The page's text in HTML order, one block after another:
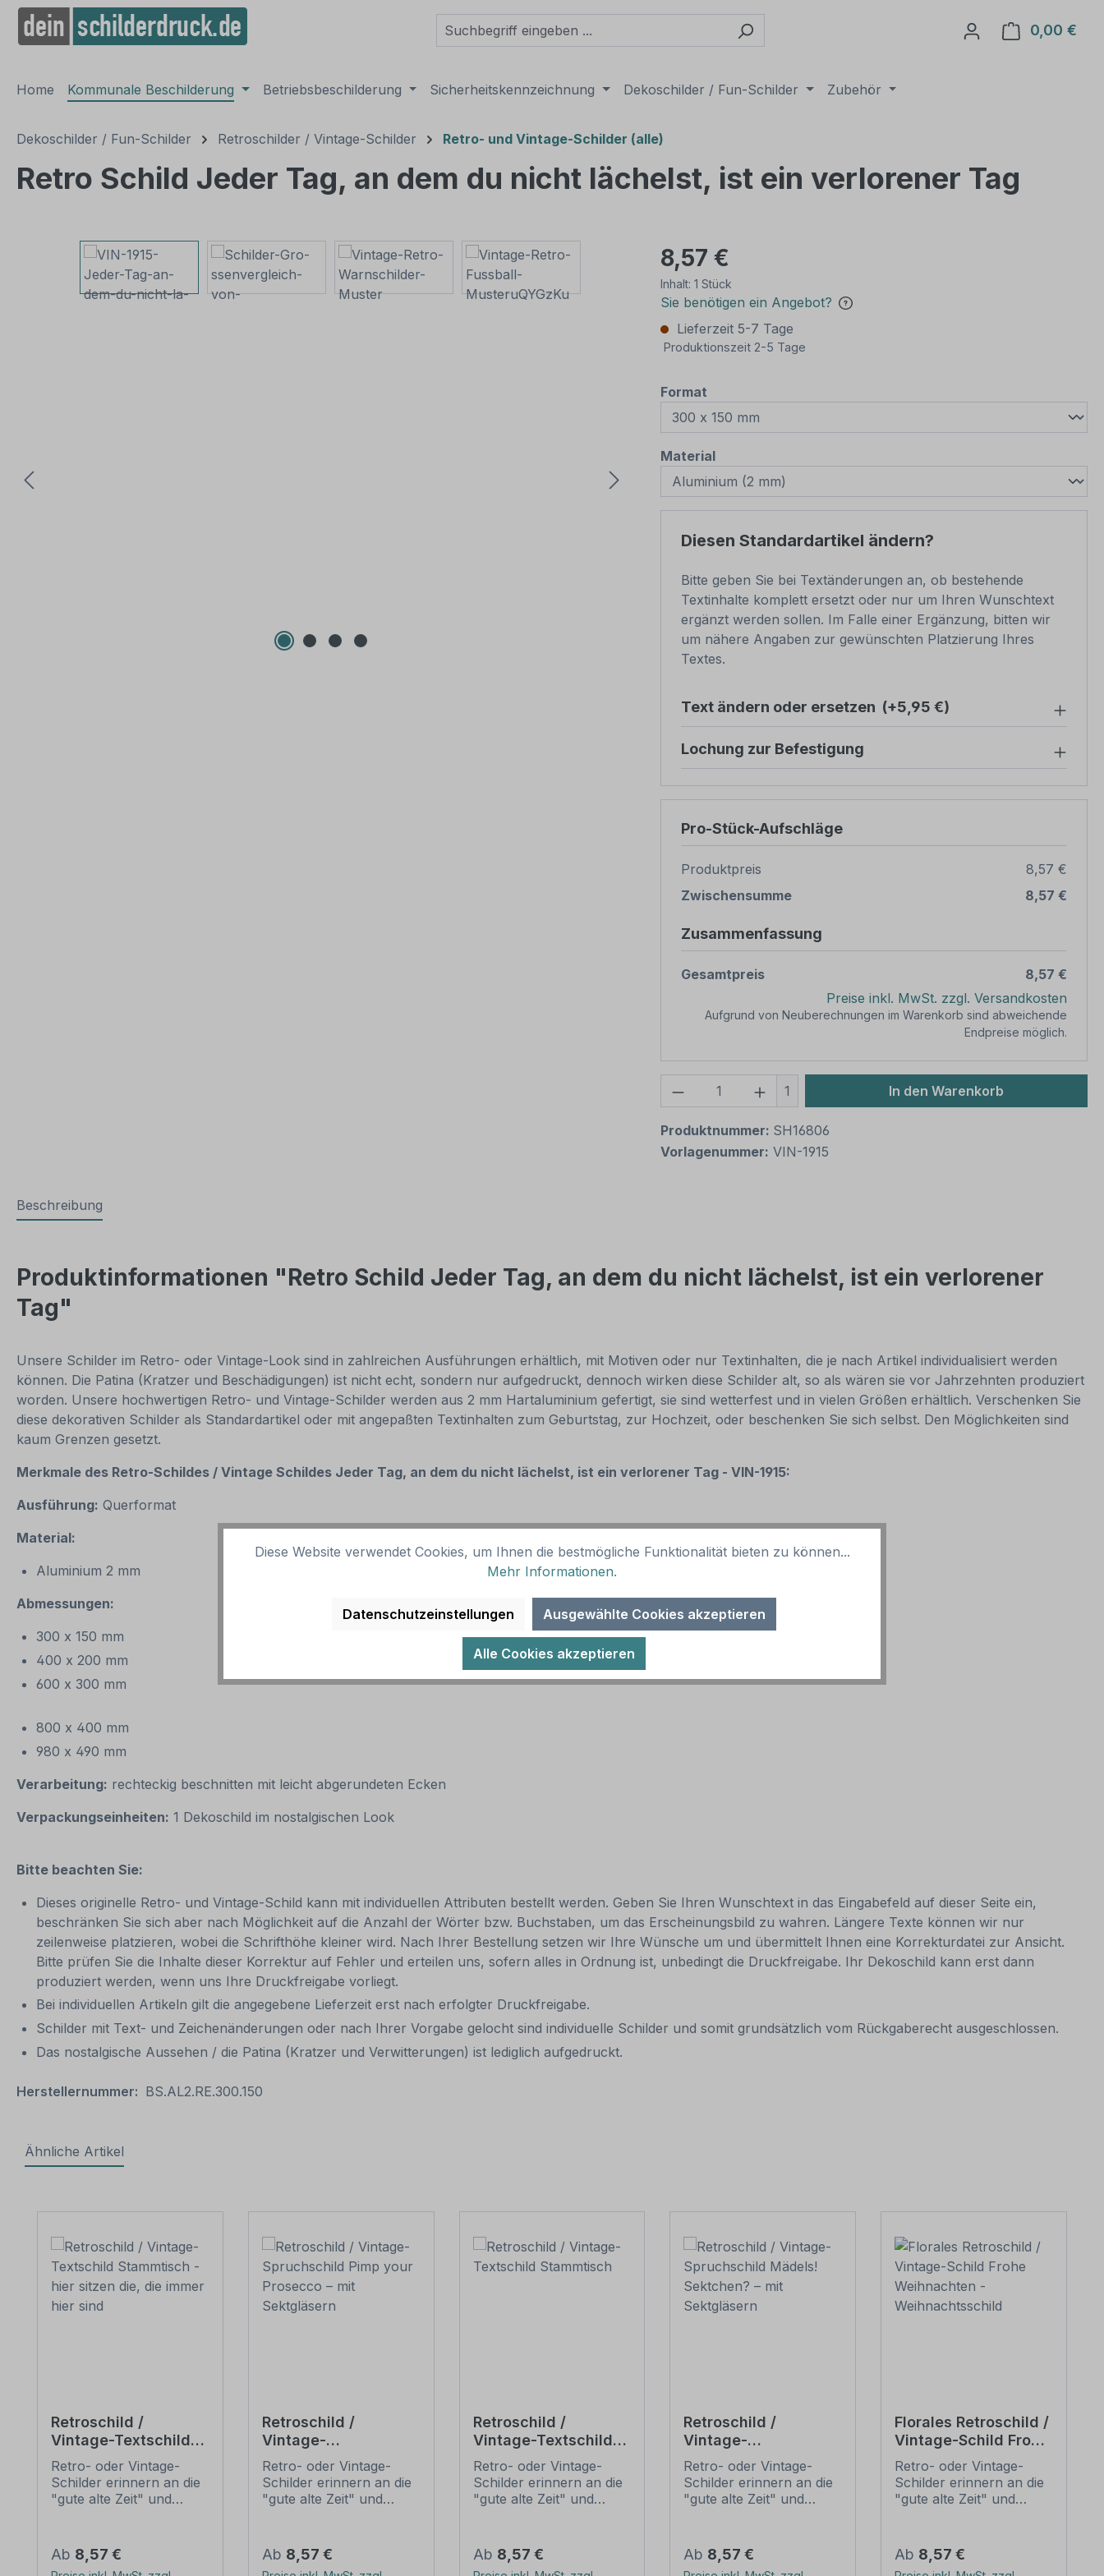
Zur Hauptnavigation springen
0,00 €
Home Kommunale Beschilderung Betriebsbeschilderung Sicherheitskennzeichnung Dekoschilder / Fun-Schilder Zubehör
Dekoschilder / Fun-Schilder Retroschilder / Vintage-Schilder Retro- und Vintage-Schilder (alle)
Retro Schild Jeder Tag, an dem du nicht lächelst, ist ein verlorener Tag
Bildergalerie überspringen 8,57 €
Inhalt: 1 Stück
Sie benötigen ein Angebot?
Lieferzeit 5-7 Tage
Produktionszeit 2-5 Tage
Format
Materialauswählen
Diesen Standardartikel ändern?
Bitte geben Sie bei Textänderungen an, ob bestehende
Textinhalte komplett ersetzt oder nur um Ihren Wunschtext
ergänzt werden sollen. Im Falle einer Ergänzung, bitten wir
um nähere Angaben zur gewünschten Platzierung Ihres
Textes.
Text ändern oder ersetzen (+5,95 €)
Lochung zur Befestigung
Pro-Stück-Aufschläge
Produktpreis
8,57 €
Zwischensumme
8,57 €
Zusammenfassung
Gesamtpreis
8,57 €
Preise inkl. MwSt. zzgl. Versandkosten
Aufgrund von Neuberechnungen im Warenkorb sind abweichende
Endpreise möglich.
Produkt Anzahl: Gib den gewünschten Wert
1 In den Warenkorb
Produktnummer: SH16806
Vorlagenummer: VIN-1915
Beschreibung
Produktinformationen "Retro Schild Jeder Tag, an dem du nicht lächelst, ist ein verlorener
Tag"
Unsere Schilder im Retro- oder Vintage-Look sind in zahlreichen Ausführungen erhältlich, mit Motiven oder nur Textinhalten, die je nach Artikel individualisiert werden
können. Die Patina (Kratzer und Beschädigungen) ist nicht echt, sondern nur aufgedruckt, dennoch wirken diese Schilder alt, so als wären sie vor Jahrzehnten produziert
worden. Unsere hochwertigen Retro- und Vintage-Schilder werden aus 2 mm Hartaluminium gefertigt, sie sind wetterfest und in vielen Größen erhältlich. Verschenken Sie
diese dekorativen Schilder als Standardartikel oder mit angepaßten Textinhalten zum Geburtstag, zur Hochzeit, oder beschenken Sie sich selbst. Den Möglichkeiten sind
kaum Grenzen gesetzt.
Merkmale des Retro-Schildes / Vintage Schildes Jeder Tag, an dem du nicht lächelst, ist ein verlorener Tag - VIN-1915:
Ausführung: Querformat
Material:
Aluminium 2 mm
Abmessungen:
300 x 150 mm
400 x 200 mm
600 x 300 mm
800 x 400 mm
980 x 490 mm
Verarbeitung: rechteckig beschnitten mit leicht abgerundeten Ecken
Verpackungseinheiten: 1 Dekoschild im nostalgischen Look
Bitte beachten Sie:
Dieses originelle Retro- und Vintage-Schild kann mit individuellen Attributen bestellt werden. Geben Sie Ihren Wunschtext in das Eingabefeld auf dieser Seite ein,
beschränken Sie sich aber nach Möglichkeit auf die Anzahl der Wörter bzw. Buchstaben, um das Erscheinungsbild zu wahren. Längere Texte können wir nur
zeilenweise platzieren, wobei die Schrifthöhe kleiner wird. Nach Ihrer Bestellung setzen wir Ihre Wünsche um und übermittelt Ihnen eine Korrekturdatei zur Ansicht.
Bitte prüfen Sie die Inhalte dieser Korrektur auf Fehler und erteilen uns, sofern alles in Ordnung ist, unbedingt die Druckfreigabe. Ihr Dekoschild kann erst dann
produziert werden, wenn uns Ihre Druckfreigabe vorliegt.
Bei individuellen Artikeln gilt die angegebene Lieferzeit erst nach erfolgter Druckfreigabe.
Schilder mit Text- und Zeichenänderungen oder nach Ihrer Vorgabe gelocht sind individuelle Schilder und somit grundsätzlich vom Rückgaberecht ausgeschlossen.
Das nostalgische Aussehen / die Patina (Kratzer und Verwitterungen) ist lediglich aufgedruckt.
Herstellernummer: BS.AL2.RE.300.150
Ähnliche Artikel
Retroschild /
Vintage-Textschild
Stammtisch - hier
sitzen die, die immer
hier sind
Retro- oder Vintage-
Schilder erinnern an die
"gute alte Zeit" und
großer Beliebheit. Sind
diese Schilder im Original
Regulärer Preis:
Ab 8,57 €
Retroschild /
Vintage-
Spruchschild Pimp
your Prosecco – mit
Sektgläsern
Retro- oder Vintage-
Schilder erinnern an die
"gute alte Zeit" und
großer Beliebheit. Sind
diese Schilder im Original
Regulärer Preis:
Ab 8,57 €
Retroschild /
Vintage-Textschild
Stammtisch
Retro- oder Vintage-
Schilder erinnern an die
"gute alte Zeit" und
großer Beliebheit. Sind
diese Schilder im Original
Regulärer Preis:
Ab 8,57 €
Retroschild /
Vintage-
Spruchschild Mädels!
Sektchen? – mit
Sektgläsern
Retro- oder Vintage-
Schilder erinnern an die
"gute alte Zeit" und
großer Beliebheit. Sind
diese Schilder im Original
Regulärer Preis:
Ab 8,57 €
Florales Retroschild /
Vintage-Schild Frohe
Weihnachten -
Weihnachtsschild
Retro- oder Vintage-
Schilder erinnern an die
"gute alte Zeit" und
großer Beliebheit. Sind
diese Schilder im Original
Regulärer Preis:
Ab 8,57 €
Diese Website verwendet Cookies, um Ihnen die bestmögliche Funktionalität bieten zu können...
Mehr Informationen.
Datenschutzeinstellungen Ausgewählte Cookies akzeptieren
Alle Cookies akzeptieren